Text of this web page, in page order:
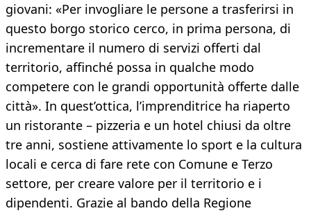
giovani: «Per invogliare le persone a trasferirsi in
questo borgo storico cerco, in prima persona, di
incrementare il numero di servizi offerti dal
territorio, affinché possa in qualche modo
competere con le grandi opportunità offerte dalle
città». In quest’ottica, l’imprenditrice ha riaperto
un ristorante – pizzeria e un hotel chiusi da oltre
tre anni, sostiene attivamente lo sport e la cultura
locali e cerca di fare rete con Comune e Terzo
settore, per creare valore per il territorio e i
dipendenti. Grazie al bando della Regione